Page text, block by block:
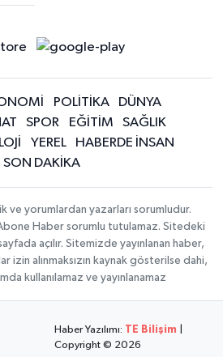
POLİTİKA
DÜNYA
SPOR EĞİTİM
SAĞLIK
YEREL
HABERDE İNSAN
SON DAKİKA
ve yorumlardan yazarları sorumludur.
Haber sorumlu tutulamaz. Sitedeki
açılır. Sitemizde yayınlanan haber,
izin alınmaksızın kaynak gösterilse dahi,
kullanılamaz ve yayınlanamaz
Haber Yazılımı: TE Bilişim
Copyright © 2026